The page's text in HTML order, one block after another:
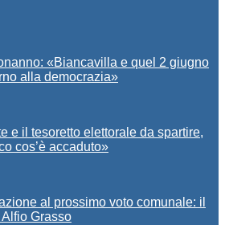
«Biancavilla e quel 2 giugno
alla democrazia»
e il tesoretto elettorale da spartire,
cos’è accaduto»
al prossimo voto comunale: il
Grasso